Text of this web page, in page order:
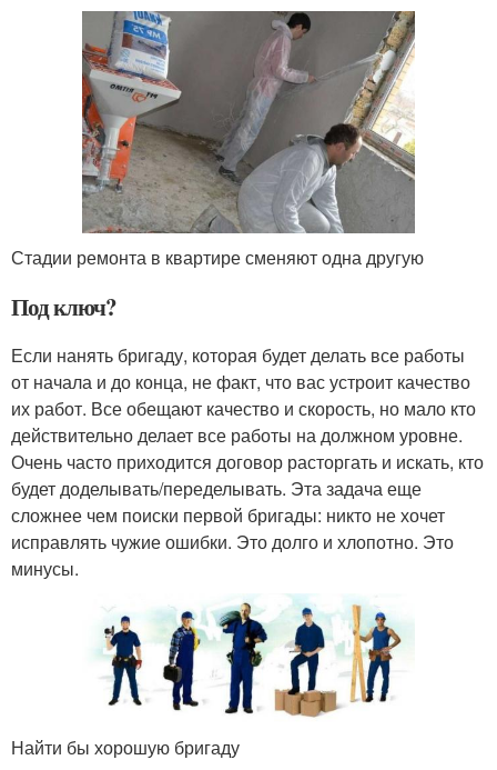
Стадии ремонта в квартире сменяют одна другую
Под ключ?
Если нанять бригаду, которая будет делать все работы
от начала и до конца, не факт, что вас устроит качество
их работ. Все обещают качество и скорость, но мало кто
действительно делает все работы на должном уровне.
Очень часто приходится договор расторгать и искать, кто
будет доделывать/переделывать. Эта задача еще
сложнее чем поиски первой бригады: никто не хочет
исправлять чужие ошибки. Это долго и хлопотно. Это
минусы.
Найти бы хорошую бригаду